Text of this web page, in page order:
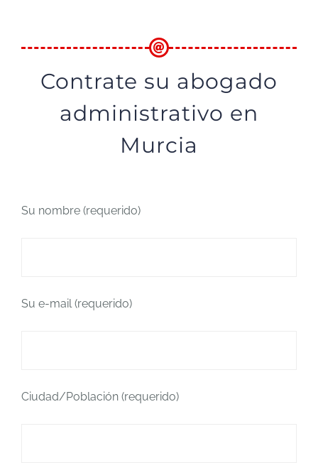
Contrate su abogado
administrativo en
Murcia
Su nombre (requerido)
Su e-mail (requerido)
Ciudad/Población (requerido)